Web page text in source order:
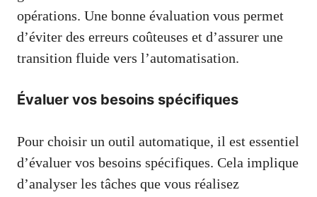
opérations. Une bonne évaluation vous permet
d’éviter des erreurs coûteuses et d’assurer une
transition fluide vers l’automatisation.
Évaluer vos besoins spécifiques
Pour choisir un outil automatique, il est essentiel
d’évaluer vos besoins spécifiques. Cela implique
d’analyser les tâches que vous réalisez